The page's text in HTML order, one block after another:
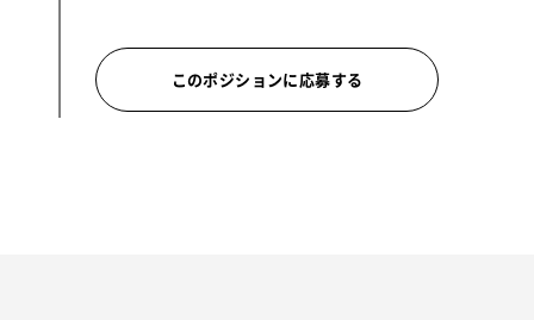
このポジションに応募する